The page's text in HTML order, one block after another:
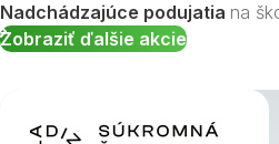
Nadchádzajúce podujatia na
Zobraziť ďalšie akcie